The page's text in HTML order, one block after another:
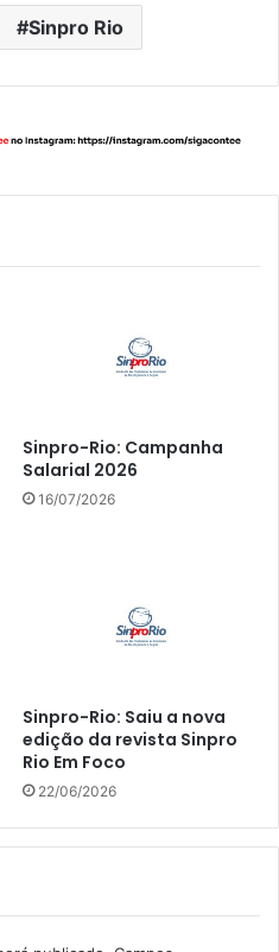
Sinpro Rio
Sinpro-Rio: Campanha
Salarial 2026
16/07/2026
Sinpro-Rio: Saiu a nova
edição da revista Sinpro
Rio Em Foco
22/06/2026